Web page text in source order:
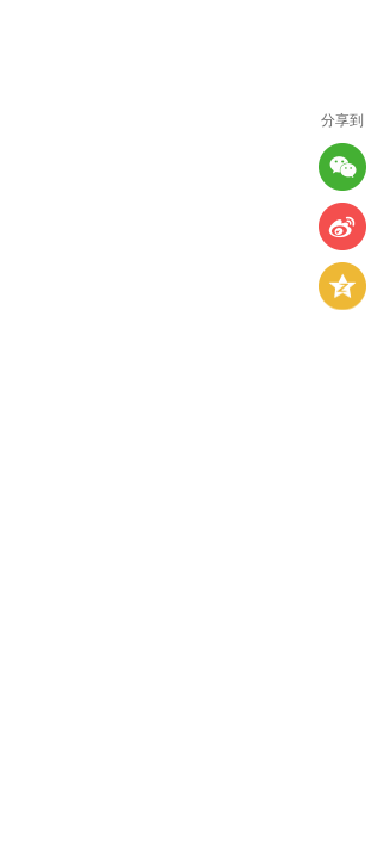
分享到